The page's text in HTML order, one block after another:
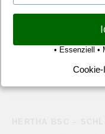
Anmelden Eintrags-
• Essenziell •
Cookie-